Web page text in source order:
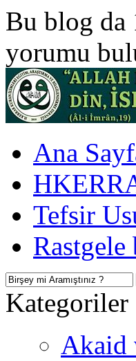
Bu blog da
yorumu
Ana
Tefsir
Kategoriler
Akaid